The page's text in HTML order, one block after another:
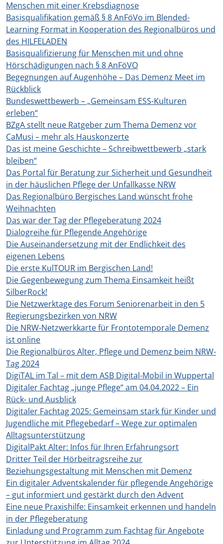
Menschen mit einer Krebsdiagnose
Basisqualifikation gemäß § 8 AnFöVo im Blended-
Learning Format in Kooperation des Regionalbüros und
des HILFELADEN
Basisqualifizierung für Menschen mit und ohne
Hörschädigungen nach § 8 AnFöVO
Begegnungen auf Augenhöhe – Das Demenz Meet im
Rückblick
Bundeswettbewerb – „Gemeinsam ESS-Kulturen
erleben“
BZgA stellt neue Ratgeber zum Thema Demenz vor
CaMusi – mehr als Hauskonzerte
Das ist meine Geschichte – Schreibwettbewerb „stark
bleiben“
Das Portal für Beratung zur Sicherheit und Gesundheit
in der häuslichen Pflege der Unfallkasse NRW
Das Regionalbüro Bergisches Land wünscht frohe
Weihnachten
Das war der Tag der Pflegeberatung 2024
Dialogreihe für Pflegende Angehörige
Die Auseinandersetzung mit der Endlichkeit des
eigenen Lebens
Die erste KulTOUR im Bergischen Land!
Die Gegenbewegung zum Thema Einsamkeit heißt
SilberRock!
Die Netzwerktage des Forum Seniorenarbeit in den 5
Regierungsbezirken von NRW
Die NRW-Netzwerkkarte für Frontotemporale Demenz
ist online
Die Regionalbüros Alter, Pflege und Demenz beim NRW-
Tag 2024
DigiTAL im Tal – mit dem ASB Digital-Mobil in Wuppertal
Digitaler Fachtag „junge Pflege“ am 04.04.2022 – Ein
Rück- und Ausblick
Digitaler Fachtag 2025: Gemeinsam stark für Kinder und
Jugendliche mit Pflegebedarf – Wege zur optimalen
Alltagsunterstützung
DigitalPakt Alter: Infos für Ihren Erfahrungsort
Dritter Teil der Hörbeitragsreihe zur
Beziehungsgestaltung mit Menschen mit Demenz
Ein digitaler Adventskalender für pflegende Angehörige
– gut informiert und gestärkt durch den Advent
Eine neue Praxishilfe: Einsamkeit erkennen und handeln
in der Pflegeberatung
Einladung und Programm zum Fachtag für Angebote